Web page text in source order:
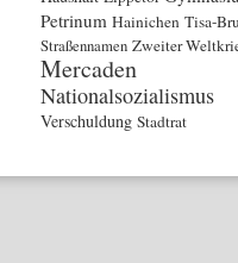
Petrinum Hainichen Tisa-
Straßennamen Zweiter
Mercaden
Nationalsozialismus
Verschuldung Stadtrat